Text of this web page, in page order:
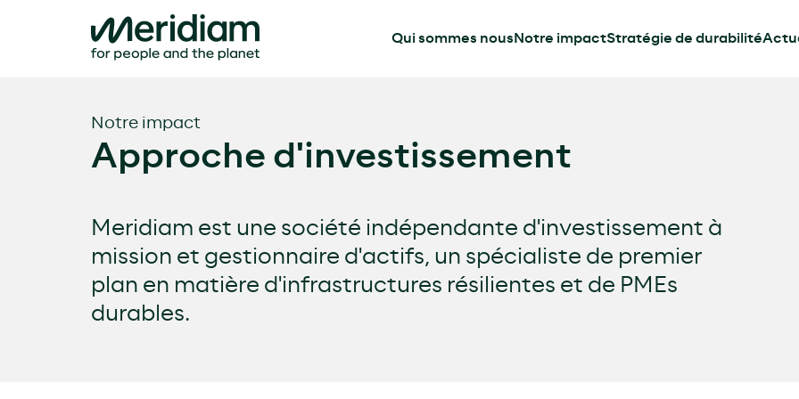
Qui sommes nous Notre impactStratégie de durabilité
Notre impact
Approche d'investissement
Meridiam est une société indépendante d'investissement à
mission et gestionnaire d'actifs, un spécialiste de premier
plan en matière d'infrastructures résilientes et de PMEs
durables.